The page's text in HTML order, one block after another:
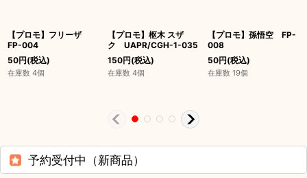
【プロモ】フリーザ
FP-004
50円(税込)
在庫数 4個
【プロモ】枢木 スザ
ク UAPR/CGH-1-035
150円(税込)
在庫数 4個
【プロモ】孫悟空 FP-
008
50円(税込)
在庫数 19個
予約受付中（新商品）